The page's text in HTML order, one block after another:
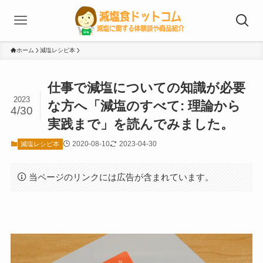
ホーム 減塩レシピ本
仕事で減塩についての知識が必要
な方へ「減塩のすべて: 理論から
実践まで」を読んでみました。
2023
4/30
減塩レシピ本 2020-08-10 2023-04-30
当ページのリンクには広告が含まれています。